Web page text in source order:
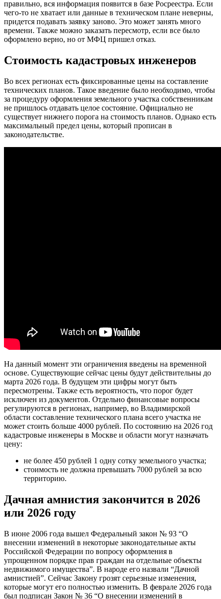
правильно, вся информация появится в базе Росреестра. Если
чего-то не хватает или данные в техническом плане неверны,
придется подавать заявку заново. Это может занять много
времени. Также можно заказать пересмотр, если все было
оформлено верно, но от МФЦ пришел отказ.
Стоимость кадастровых инженеров
Во всех регионах есть фиксированные цены на составление
технических планов. Такое введение было необходимо, чтобы
за процедуру оформления земельного участка собственникам
не пришлось отдавать целое состояние. Официально не
существует нижнего порога на стоимость планов. Однако есть
максимальный предел цены, который прописан в
законодательстве.
На данный момент эти ограничения введены на временной
основе. Существующие сейчас цены будут действительны до
марта 2026 года. В будущем эти цифры могут быть
пересмотрены. Также есть вероятность, что порог будет
исключен из документов. Отдельно финансовые вопросы
регулируются в регионах, например, во Владимирской
области составление технического плана всего участка не
может стоить больше 4000 рублей. По состоянию на 2026 год
кадастровые инженеры в Москве и области могут назначать
цену:
не более 450 рублей 1 одну сотку земельного участка;
стоимость не должна превышать 7000 рублей за всю
территорию.
Дачная амнистия закончится в 2026
или 2026 году
В июне 2006 года вышел Федеральный закон № 93 “О
внесении изменений в некоторые законодательные акты
Российской Федерации по вопросу оформления в
упрощенном порядке прав граждан на отдельные объекты
недвижимого имущества”. В народе его назвали “Дачной
амнистией”. Сейчас Закону грозят серьезные изменения,
которые могут его полностью изменить. В феврале 2026 года
был подписан Закон № 36 “О внесении изменений в